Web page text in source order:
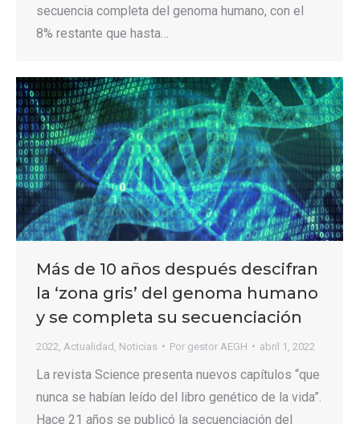
secuencia completa del genoma humano, con el
8% restante que hasta…
Más de 10 años después descifran
la ‘zona gris’ del genoma humano
y se completa su secuenciación
2022 Actualidad Noticias Por gestor AEGH abril 1, 2022
La revista Science presenta nuevos capítulos “que
nunca se habían leído del libro genético de la vida”.
Hace 21 años se publicó la secuenciación del